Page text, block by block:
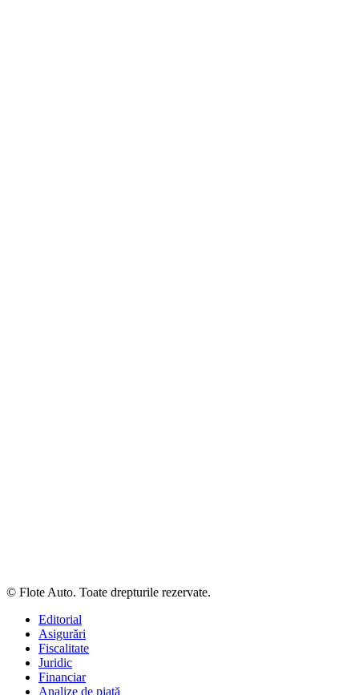
© Flote Auto. Toate drepturile rezervate.
Editorial
Asigurări
Fiscalitate
Juridic
Financiar
Analize de piață